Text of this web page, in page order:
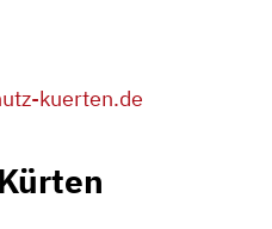
kuerten.de